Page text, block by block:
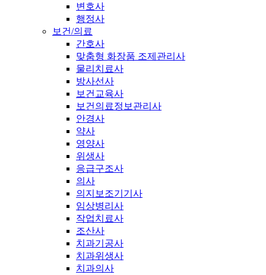
변호사
행정사
보건/의료
간호사
맞춤형 화장품 조제관리사
물리치료사
방사선사
보건교육사
보건의료정보관리사
안경사
약사
영양사
위생사
응급구조사
의사
의지보조기기사
임상병리사
작업치료사
조산사
치과기공사
치과위생사
치과의사